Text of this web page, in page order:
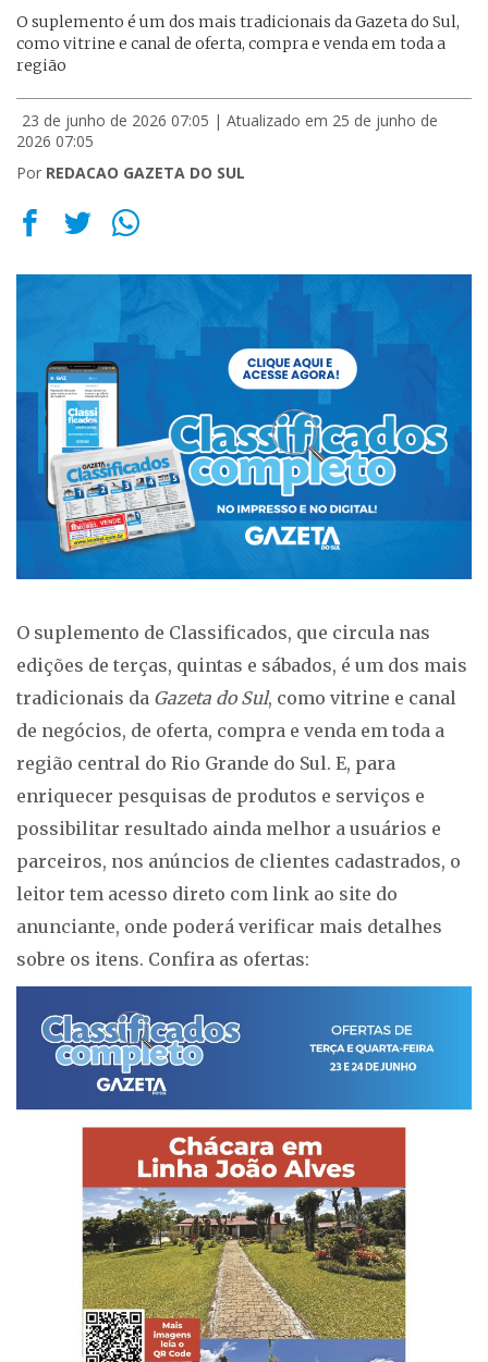
O suplemento é um dos mais tradicionais da Gazeta do Sul,
como vitrine e canal de oferta, compra e venda em toda a
região
23 de junho de 2026 07:05 | Atualizado em 25 de junho de
2026 07:05
Por REDACAO GAZETA DO SUL
O suplemento de Classificados, que circula nas
edições de terças, quintas e sábados, é um dos mais
tradicionais da Gazeta do Sul, como vitrine e canal
de negócios, de oferta, compra e venda em toda a
região central do Rio Grande do Sul. E, para
enriquecer pesquisas de produtos e serviços e
possibilitar resultado ainda melhor a usuários e
parceiros, nos anúncios de clientes cadastrados, o
leitor tem acesso direto com link ao site do
anunciante, onde poderá verificar mais detalhes
sobre os itens. Confira as ofertas: